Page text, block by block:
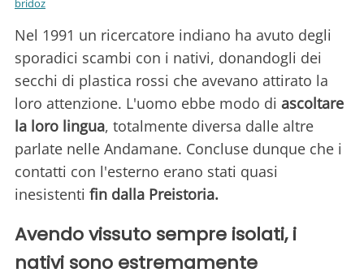
bridoz
Nel 1991 un ricercatore indiano ha avuto degli
sporadici scambi con i nativi, donandogli dei
secchi di plastica rossi che avevano attirato la
loro attenzione. L'uomo ebbe modo di ascoltare
la loro lingua, totalmente diversa dalle altre
parlate nelle Andamane. Concluse dunque che i
contatti con l'esterno erano stati quasi
inesistenti fin dalla Preistoria.
Avendo vissuto sempre isolati, i
nativi sono estremamente